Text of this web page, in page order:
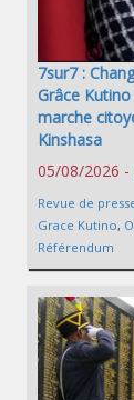
7sur7 :
Grâce
marche
Kinshasa
05/08/2026 -
Revue de
Grace Kutino,
Référendum